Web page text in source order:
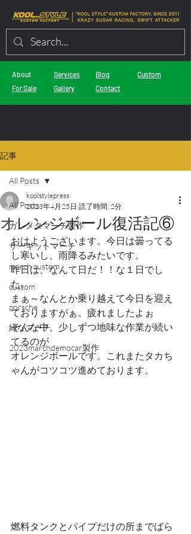
About
For Sale
Services
Gallery
Blog
Contact
Custom
記事
All Posts
ガンメタマーチ製作
サーキットマーチ
march custom
custom
porsche
緑なマーチ
2023marchdemocar製作
All Posts
オレンジボール復活記⑥
koolstylepress
2023年4月25日 読了時間: 2分
おはようございます。今日は曇ってる
し寒いし、雨降るみたいです。
昨日は、なんて日だ！！な１日でし
た。
まぁ～なんとか乗り越えて今日を迎え
ておりますがぁ。疲れましたよぉ
そんな中、少しずつ地味な作業が続い
てるのが
オレンジボールです。これまたタカち
ゃんがコツコツ進めております。
燃料タンクとパイプだけの所までばら